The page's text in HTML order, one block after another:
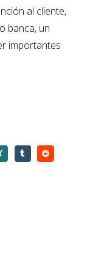
al cliente,
banca, un
importantes